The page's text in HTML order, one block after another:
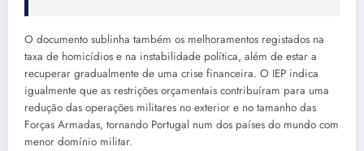
O documento sublinha também os melhoramentos registados na
taxa de homicídios e na instabilidade política, além de estar a
recuperar gradualmente de uma crise financeira. O IEP indica
igualmente que as restrições orçamentais contribuíram para uma
redução das operações militares no exterior e no tamanho das
Forças Armadas, tornando Portugal num dos países do mundo com
menor domínio militar.